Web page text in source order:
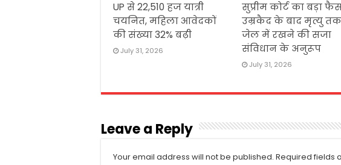
UP से 22,510 हज यात्री
चयनित, महिला आवेदकों
की संख्या 32% बढ़ी
July 31, 2026
सुप्रीम कोर्ट का बड़ा
उम्रकैद के बाद मृत्यु तक
जेल में रखने की सजा
संविधान के अनुरूप
July 31, 2026
Leave a Reply
Your email address will not be published. Required fields